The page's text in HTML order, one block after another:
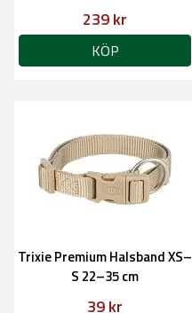
239 kr
KÖP
Trixie Premium Halsband XS–
S 22–35 cm
39 kr